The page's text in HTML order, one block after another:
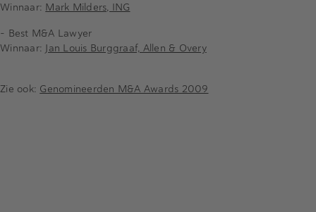
Winnaar: Mark Milders, ING
- Best M&A Lawyer
Winnaar: Jan Louis Burggraaf, Allen & Overy
Zie ook: Genomineerden M&A Awards 2009